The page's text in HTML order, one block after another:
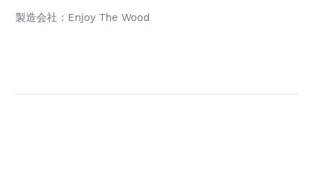
製造会社：Enjoy The Wood